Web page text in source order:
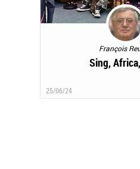
François
Sing,
25/06/24